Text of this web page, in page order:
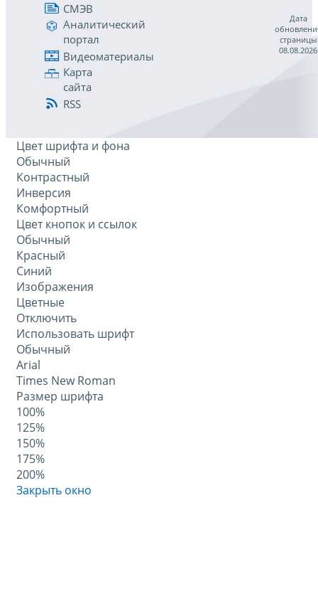
СМЭВ
Аналитический
портал
Видеоматериалы
Карта
сайта
RSS
Дата
страницы
08.08.2026
Цвет шрифта и фона
Обычный
Контрастный
Инверсия
Комфортный
Цвет кнопок и ссылок
Обычный
Красный
Синий
Изображения
Цветные
Отключить
Использовать шрифт
Обычный
Arial
Times New Roman
Размер шрифта
100%
125%
150%
175%
200%
Закрыть окно